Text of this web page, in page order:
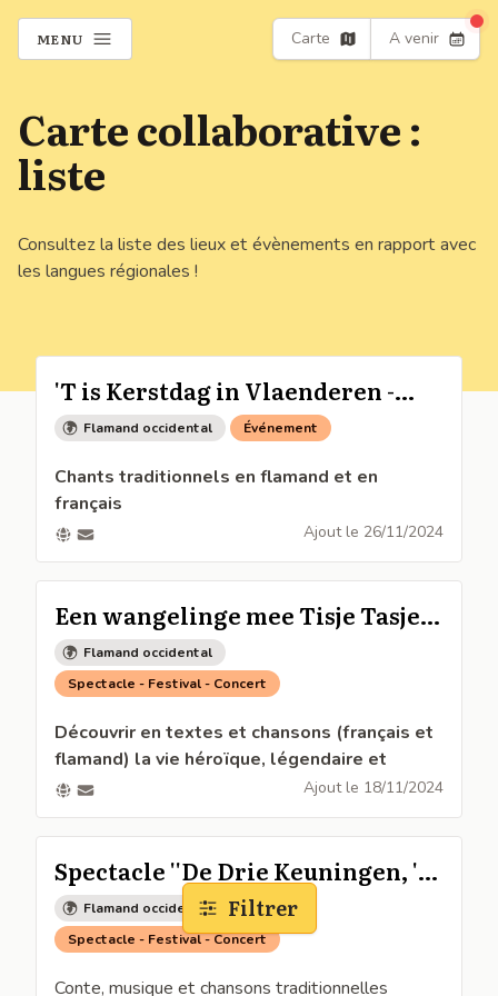
Carte collaborative :
liste
Consultez la liste des lieux et évènements en rapport avec
les langues régionales !
'T is Kerstdag in Vlaenderen -
Noël en Flandre
Flamand occidental Événement
Chants traditionnels en flamand et en
français
Noël aux chandelles avec le trio Om Eën Keër
Samedi 7 décembre à 20h à l'église de
Bergues
Ajout le 26/11/2024
Een wangelinge mee Tisje Tasje -
Balade en Flandre
Flamand occidental
Spectacle - Festival - Concert
Découvrir en textes et chansons (français et
flamand) la vie héroïque, légendaire et
romancée du plus célèbre des colporteurs,
Tisje-Tasje.
Spectacle dans les pas de Tisje-Tasje le 23
novembre à 16h à la maison de la bataille de
Noordpeene 59
Spectacle avec Lysiane Degand, Marie-Christine
Lambrecht, Antoine Quaghebeur et Joël Devos
Ajout le 18/11/2024
Spectacle ''De Drie Keuningen, 't
is oek een vierden ! Le 4ème Roi
Mage !
Flamand occidental
Spectacle - Festival - Concert
Conte, musique et chansons traditionnelles
MENU Carte A venir
Filtrer